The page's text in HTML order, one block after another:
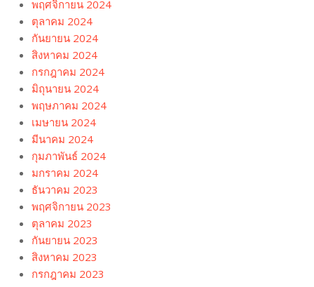
พฤศจิกายน 2024
ตุลาคม 2024
กันยายน 2024
สิงหาคม 2024
กรกฎาคม 2024
มิถุนายน 2024
พฤษภาคม 2024
เมษายน 2024
มีนาคม 2024
กุมภาพันธ์ 2024
มกราคม 2024
ธันวาคม 2023
พฤศจิกายน 2023
ตุลาคม 2023
กันยายน 2023
สิงหาคม 2023
กรกฎาคม 2023